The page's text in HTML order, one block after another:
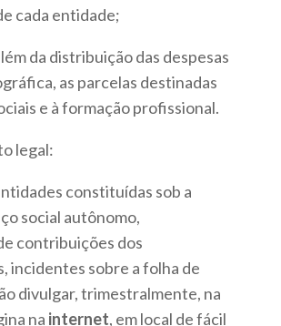
cada entidade;
da distribuição das despesas
as parcelas destinadas
e à formação profissional.
legal:
constituídas sob a
social autônomo,
contribuições dos
incidentes sobre a folha de
divulgar, trimestralmente, na
na internet, em local de fácil